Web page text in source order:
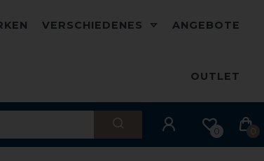
VERSCHIEDENES ANGEBOTE
OUTLET
0 0